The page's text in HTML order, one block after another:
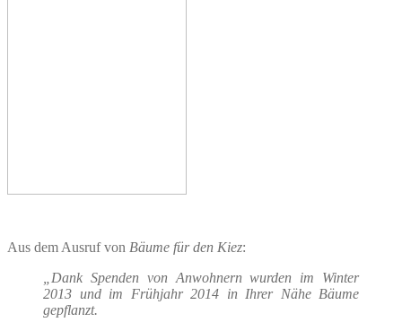
Aus dem Ausruf von Bäume für den Kiez:
„Dank Spenden von Anwohnern wurden im Winter
2013 und im Frühjahr 2014 in Ihrer Nähe Bäume
gepflanzt.